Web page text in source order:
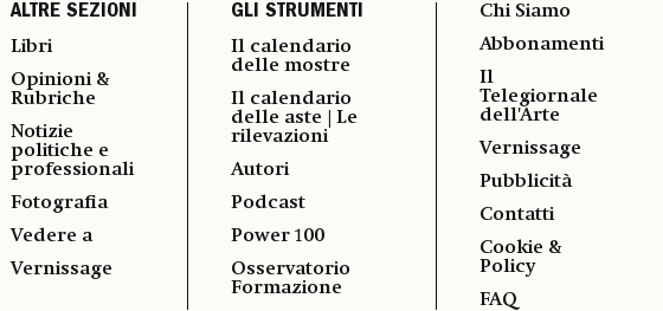
ALTRE SEZIONI
Libri
Opinioni &
Rubriche
Notizie
politiche e
professionali
Fotografia
Vedere a
Vernissage
GLI STRUMENTI
Il calendario
delle mostre
Il calendario
delle aste | Le
rilevazioni
Autori
Podcast
Power 100
Osservatorio
Formazione
Chi Siamo
Abbonamenti
Il
Telegiornale
dell'Arte
Vernissage
Pubblicità
Contatti
Cookie &
Policy
FAQ